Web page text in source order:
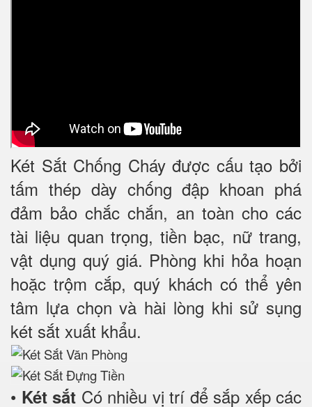
Két Sắt Chống Cháy được cấu tạo bởi
tấm thép dày chống đập khoan phá
đảm bảo chắc chắn, an toàn cho các
tài liệu quan trọng, tiền bạc, nữ trang,
vật dụng quý giá. Phòng khi hỏa hoạn
hoặc trộm cắp, quý khách có thể yên
tâm lựa chọn và hài lòng khi sử sụng
két sắt xuất khẩu.
• Két sắt Có nhiều vị trí để sắp xếp các